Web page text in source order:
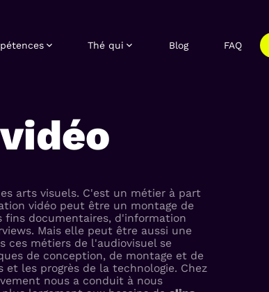
Thé qui Blog FAQ
vidéo
arts visuels. C'est un métier à part
vidéo peut être un montage de
fins documentaires, d'information
Mais elle peut être aussi une
ces métiers de l'audiovisuel se
de conception, de montage et de
les progrès de la technologie. Chez
nous a conduit à nous